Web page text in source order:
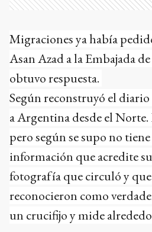
Migraciones ya había
Asan Azad a la Embajada
obtuvo respuesta.
Según reconstruyó el
a Argentina desde el
pero según se supo no
información que acredite
fotografía que circuló y
reconocieron como
un crucifijo y mide